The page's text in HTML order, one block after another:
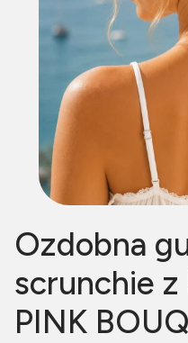
Ozdobna
scrunchie z
PINK